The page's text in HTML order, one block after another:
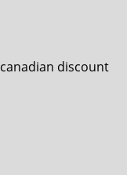
canadian discount